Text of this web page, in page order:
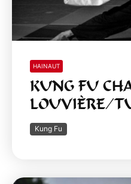
HAINAUT
KUNG FU
LOUVIÈRE/
Kung Fu